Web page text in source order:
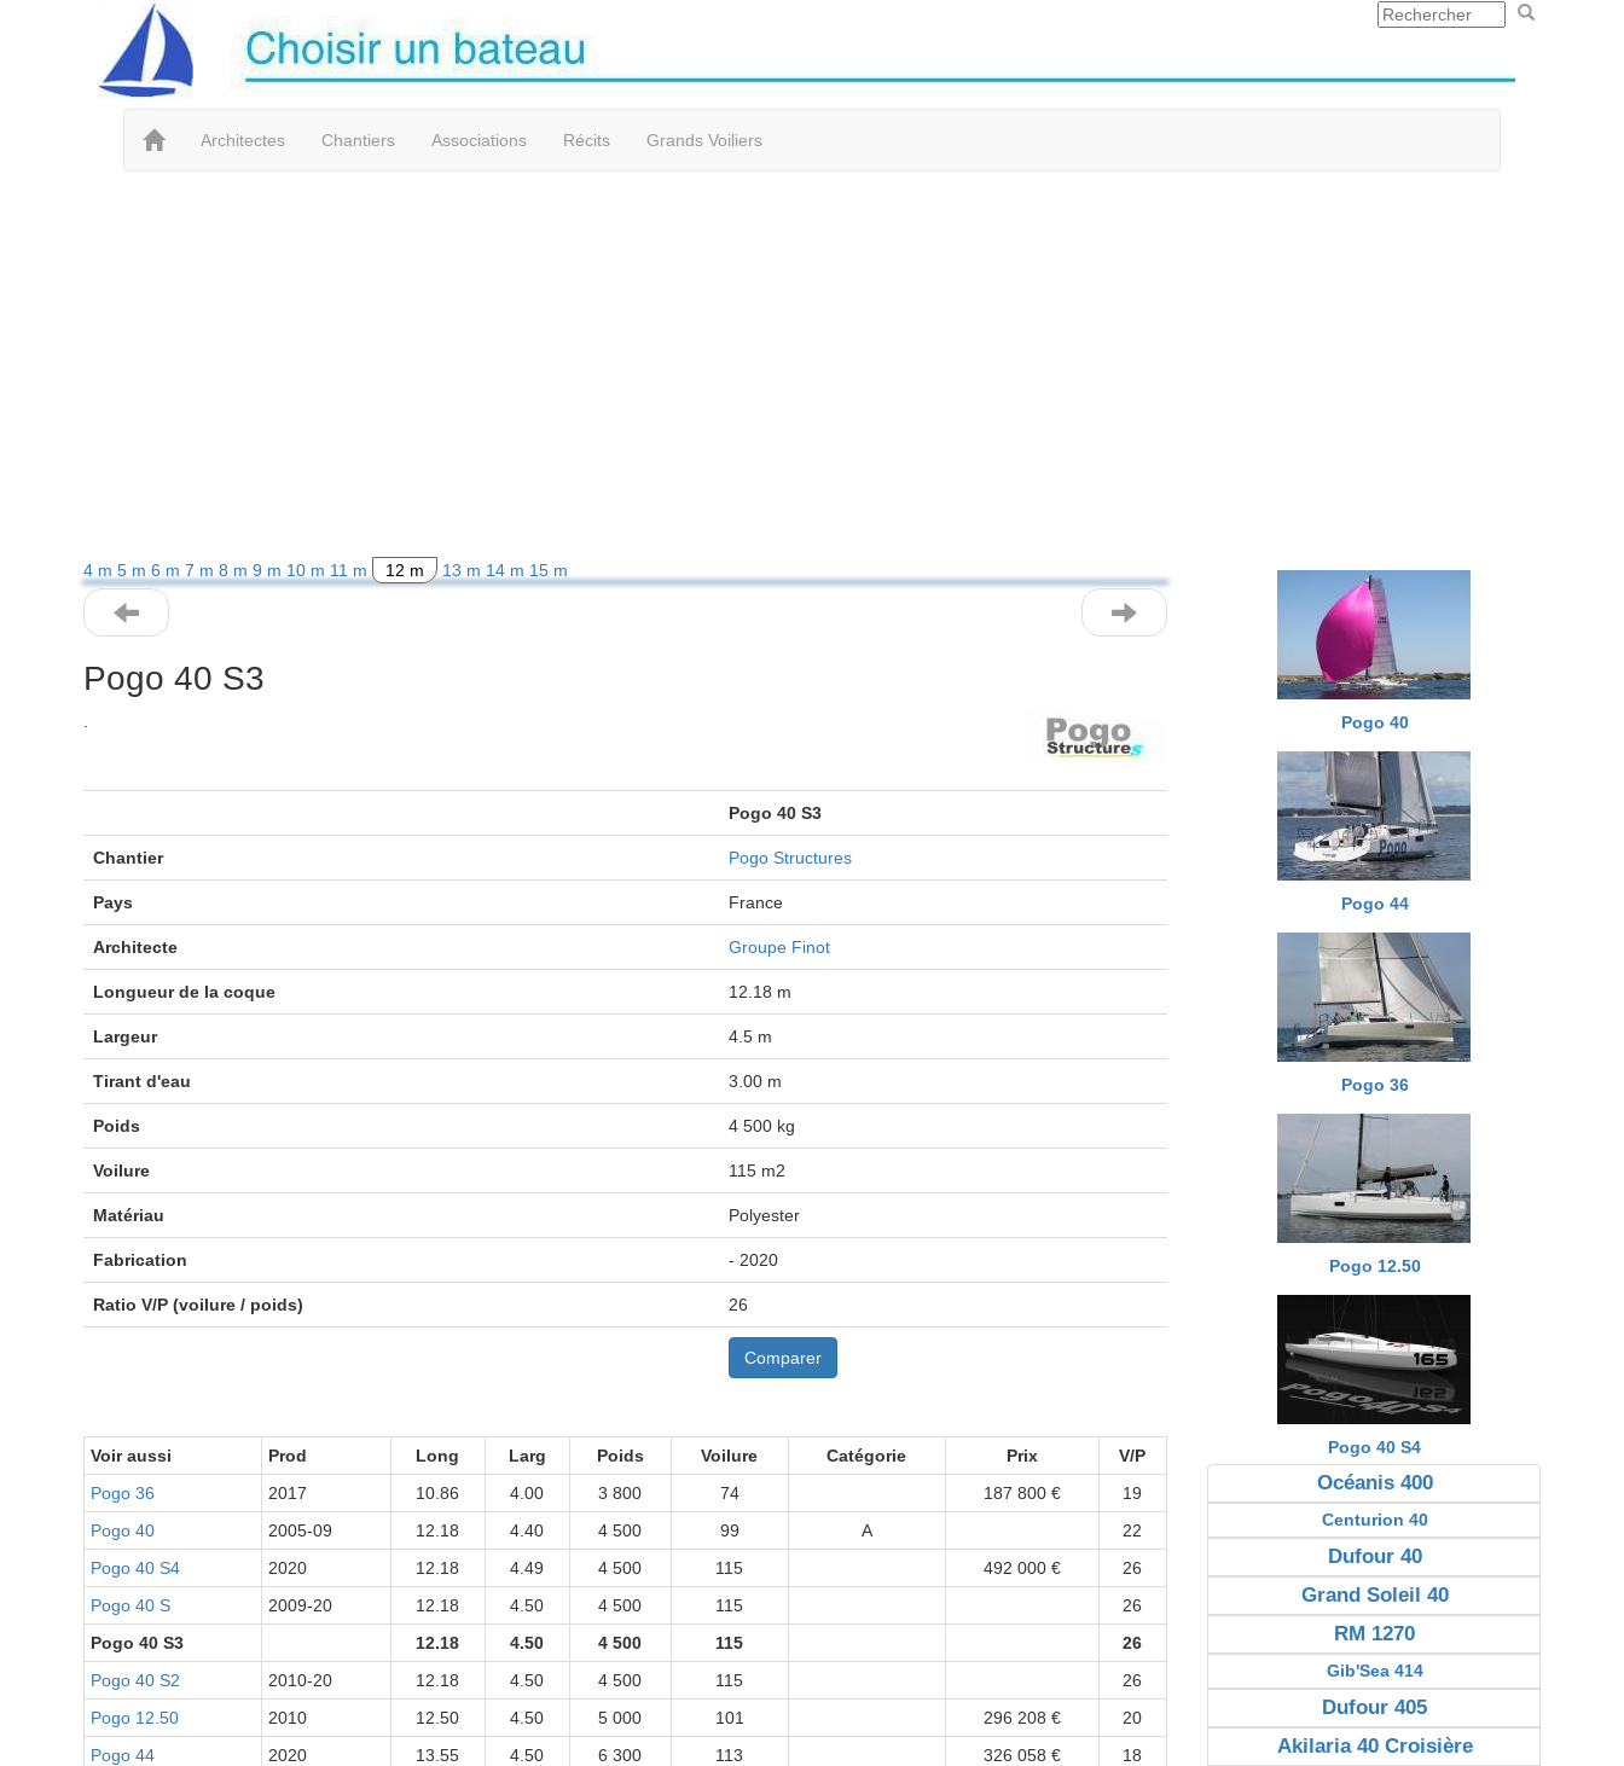
Architectes Chantiers Associations Récits Grands Voiliers
4 m 5 m 6 m 7 m 8 m 9 m 10 m 11 m 12 m 13 m 14 m 15 m
Pogo 40 S3
Pogo 40 S3
Chantier Pogo Structures
Pays France
Architecte Groupe Finot
Longueur de la coque 12.18 m
Largeur 4.5 m
Tirant d'eau 3.00 m
Poids 4 500 kg
Voilure 115 m2
Matériau Polyester
Fabrication - 2020
Ratio V/P (voilure / poids) 26
Comparer
Voir aussi Prod Long Larg Poids Voilure Catégorie Prix
V/P
Pogo 36
2017 10.86 4.00 3 800 74 187 800 €
19
Pogo 40
2005-09 12.18 4.40 4 500 99 A
22
Pogo 40 S4
2020 12.18 4.49 4 500 115 492 000 €
26
Pogo 40 S
2009-20 12.18 4.50 4 500 115
26
Pogo 40 S3
12.18 4.50 4 500 115
26
Pogo 40 S2
2010-20 12.18 4.50 4 500 115
26
Pogo 12.50
2010 12.50 4.50 5 000 101 296 208 €
20
Pogo 44
2020 13.55 4.50 6 300 113 326 058 € 18
Pogo 40
Pogo 44
Pogo 36
Pogo 12.50
Pogo 40 S4
Océanis 400
Centurion 40
Dufour 40
Grand Soleil 40
RM 1270
Gib'Sea 414
Dufour 405
Akilaria 40 Croisière